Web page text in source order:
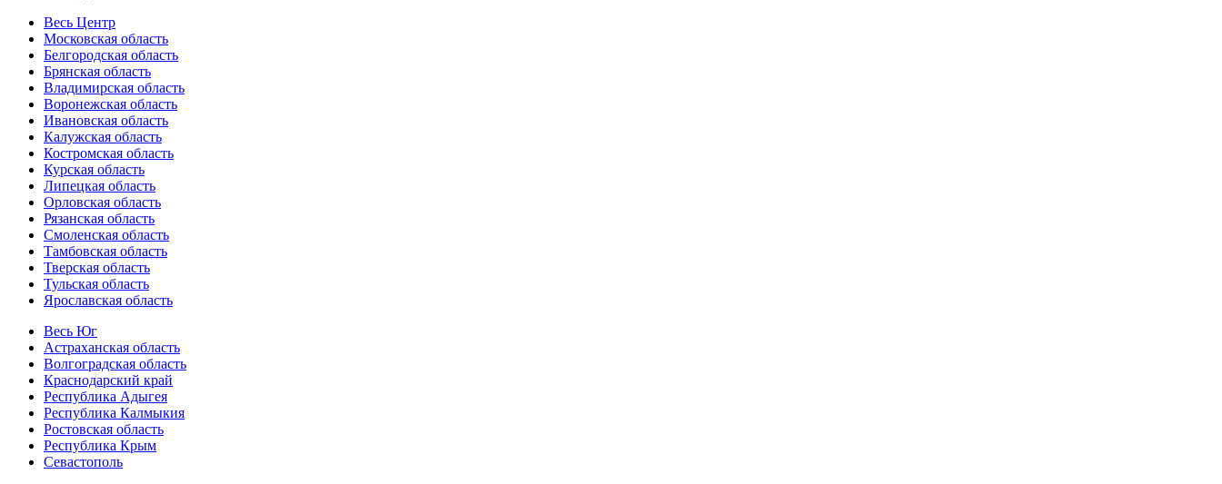
Весь Центр
Московская область
Белгородская область
Брянская область
Владимирская область
Воронежская область
Ивановская область
Калужская область
Костромская область
Курская область
Липецкая область
Орловская область
Рязанская область
Смоленская область
Тамбовская область
Тверская область
Тульская область
Ярославская область
Весь Юг
Астраханская область
Волгоградская область
Краснодарский край
Республика Адыгея
Республика Калмыкия
Ростовская область
Республика Крым
Севастополь